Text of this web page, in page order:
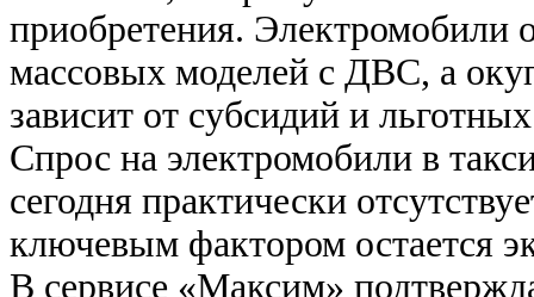
приобретения. Электромобили
массовых моделей с ДВС, а
зависит от субсидий и
Спрос на электромобили в
сегодня практически
ключевым фактором остается
В сервисе «Максим»